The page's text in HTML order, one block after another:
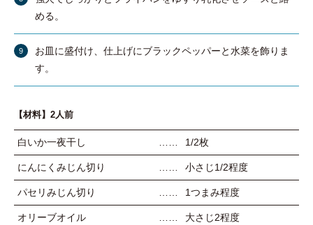
める。
お皿に盛付け、仕上げにブラックペッパーと水菜を飾りま
す。
【材料】2人前
白いか一夜干し 1/2枚
にんにくみじん切り 小さじ1/2程度
パセリみじん切り 1つまみ程度
オリーブオイル 大さじ2程度